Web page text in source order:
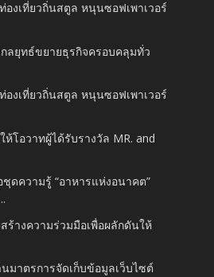
องเที่ยวถิ่นสตูล หนุนซอฟเพาเวอร์
ลยุทธ์ขยายธุรกิจครอบคลุมทั่ว
องเที่ยวถิ่นสตูล หนุนซอฟเพาเวอร์
โอวาทผู้ได้รับรางวัล MR. and
ดความรู้ “อาหารแห่งอนาคต”
สร้างความร่วมมือเพื่อผลักดันให้
นมาตรการจัดเก็บข้อมูลเว็บไซต์